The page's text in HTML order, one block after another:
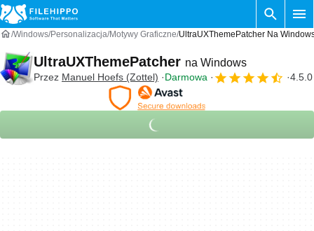
Windows Personalizacja Motywy Graficzne UltraUXThemePatcher Na
UltraUXThemePatcher na Windows
Przez Manuel Hoefs (Zottel) Darmowa 4.5.0